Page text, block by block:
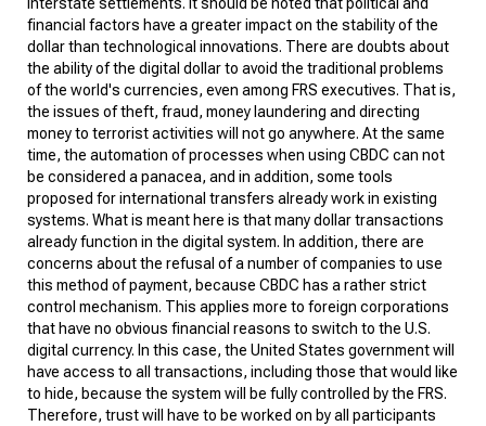
financial factors have a greater impact on the stability of the
dollar than technological innovations. There are doubts about
the ability of the digital dollar to avoid the traditional problems
of the world's currencies, even among FRS executives. That is,
the issues of theft, fraud, money laundering and directing
money to terrorist activities will not go anywhere. At the same
time, the automation of processes when using CBDC can not
be considered a panacea, and in addition, some tools
proposed for international transfers already work in existing
systems. What is meant here is that many dollar transactions
already function in the digital system. In addition, there are
concerns about the refusal of a number of companies to use
this method of payment, because CBDC has a rather strict
control mechanism. This applies more to foreign corporations
that have no obvious financial reasons to switch to the U.S.
digital currency. In this case, the United States government will
have access to all transactions, including those that would like
to hide, because the system will be fully controlled by the FRS.
Therefore, trust will have to be worked on by all participants